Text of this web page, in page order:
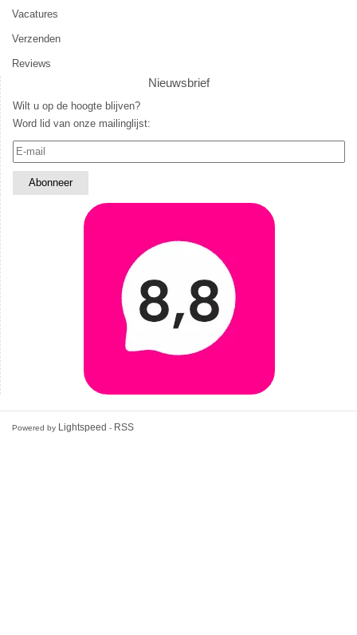
Vacatures
Verzenden
Reviews
Nieuwsbrief
Wilt u op de hoogte blijven?
Word lid van onze mailinglijst:
Powered by Lightspeed - RSS